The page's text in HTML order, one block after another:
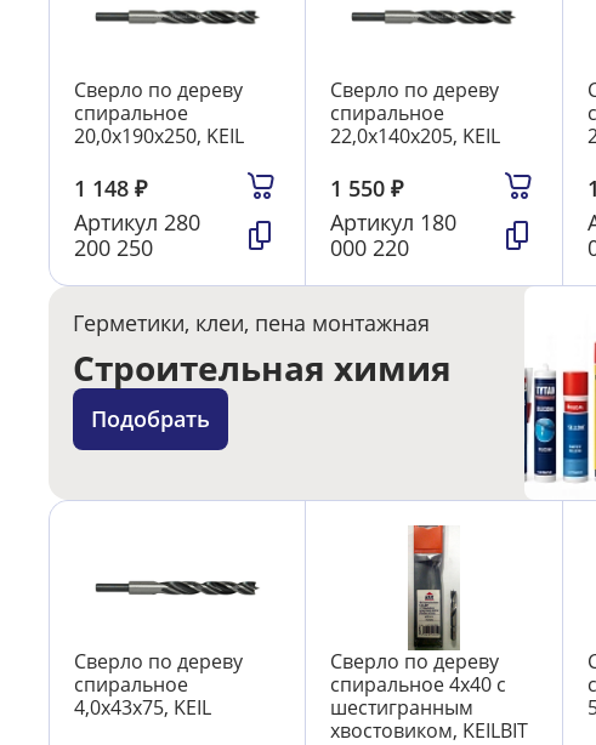
Сверло по дереву
спиральное
20,0х190х250, KEIL
1 148 ₽
Артикул 280
200 250
Сверло по дереву
спиральное
22,0х140х205, KEIL
1 550₽
Артикул 180
000 220
Герметики, клеи, пена монтажная
Строительная химия
Подобрать
Сверло по дереву
спиральное
4,0х43х75, KEIL
Сверло по дереву
спиральное 4х40 с
шестигранным
хвостовиком, KEILBIT